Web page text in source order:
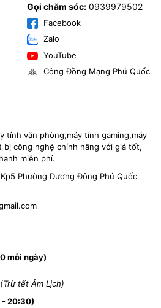
Gọi chăm sóc: 0939979502
Facebook
Zalo
YouTube
Cộng Đồng Mạng Phú Quốc
tính văn phòng,máy tính gaming,máy
bị công nghệ chính hãng với giá tốt,
miễn phí.
Phường Dương Đông Phú Quốc
mỗi ngày)
tết Âm Lịch)
- 20:30)